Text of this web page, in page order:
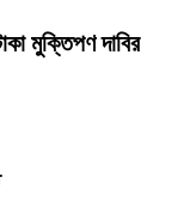
মুক্তিপণ দাবির